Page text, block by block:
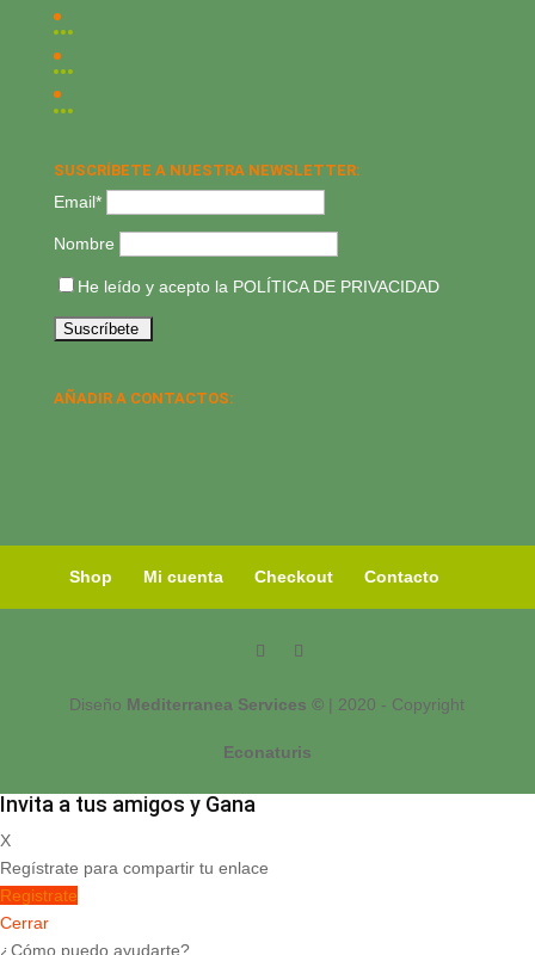
SUSCRÍBETE A NUESTRA NEWSLETTER:
Email*
Nombre
He leído y acepto la POLÍTICA DE PRIVACIDAD
AÑADIR A CONTACTOS:
Shop Mi cuenta Checkout Contacto
Diseño Mediterranea Services © | 2020 - Copyright
Econaturis
Invita a tus amigos y Gana
X
Regístrate para compartir tu enlace
Registrate
Cerrar
¿Cómo puedo ayudarte?